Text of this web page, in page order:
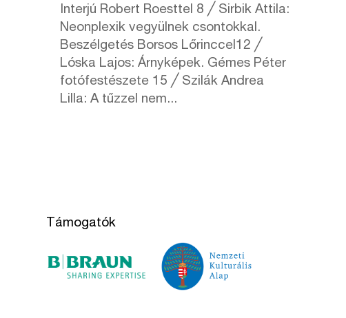
Interjú Robert Roesttel 8 ╱ Sirbik Attila:
Neonplexik vegyülnek csontokkal.
Beszélgetés Borsos Lőrinccel12 ╱
Lóska Lajos: Árnyképek. Gémes Péter
fotófestészete 15 ╱ Szilák Andrea
Lilla: A tűzzel nem...
Támogatók